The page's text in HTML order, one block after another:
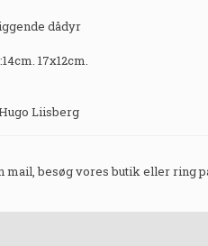
dådyr
17x12cm.
Liisberg
mail, besøg vores butik eller ring